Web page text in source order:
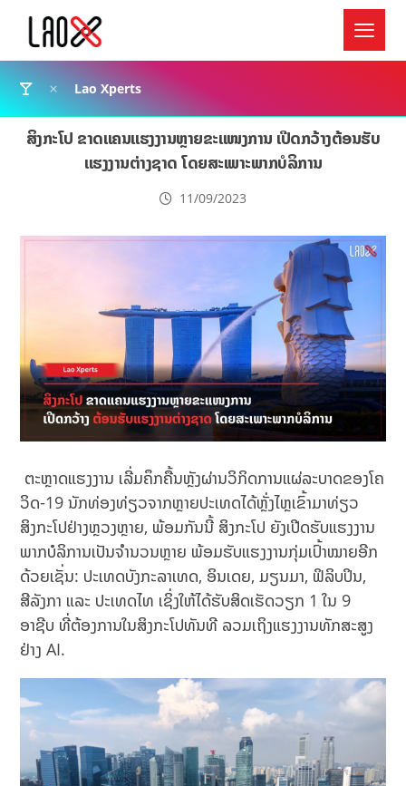
Lao Xperts
ສິງກະໂປ ຂາດແຄນແຮງງານຫຼາຍຂະແໜງການ ເປີດກວ້າງຕ້ອນຮັບ
ແຮງງານຕ່າງຊາດ ໂດຍສະເພາະພາກບໍລິການ
11/09/2023
ຕະຫຼາດແຮງງານ ເລີ່ມຄຶກຄື້ນຫຼັງຜ່ານວິກິດການແຜ່ລະບາດຂອງໂຄ
ວິດ-19 ນັກທ່ອງທ່ຽວຈາກຫຼາຍປະເທດໄດ້ຫຼັ່ງໄຫຼເຂົ້າມາທ່ຽວ
ສິງກະໂປຢ່າງຫຼວງຫຼາຍ, ພ້ອມກັນນີ້ ສິງກະໂປ ຍັງເປີດຮັບແຮງງານ
ພາກບໍລິການເປັນຈຳນວນຫຼາຍ ພ້ອມຮັບແຮງງານກຸ່ມເປົ້າໝາຍອີກ
ດ້ວຍເຊັ່ນ: ປະເທດບັງກະລາເທດ, ອິນເດຍ, ມຽນມາ, ຟິລິບປິນ,
ສີລັງກາ ແລະ ປະເທດໄທ ເຊິ່ງໃຫ້ໄດ້ຮັບສິດເຮັດວຽກ 1 ໃນ 9
ອາຊີບ ທີ່ຕ້ອງການໃນສິງກະໂປທັນທີ ລວມເຖິງແຮງງານທັກສະສູງ
ຢ່າງ AI.